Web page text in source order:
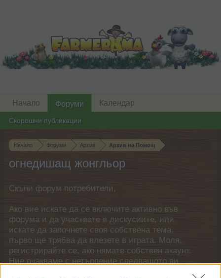
Начало Форуми Архив Архив на Помощ
огнедишащ жонгльор
Скъпи форум потребители,
Ако вие искате да се включите активно във
форума и да участвате в дискусиите, или
искате да започнете своя собствена тема,
първо ще трябва да влезете в играта. Моля,
регистрирайте се, ако нямате собствен акаунт.
Ние очакваме с нетърпение следващото ви
Начало Форуми
Скорошни публикации
Календар